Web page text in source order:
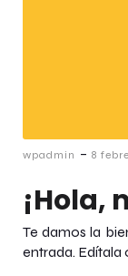
wpadmin - 8
¡Hola,
Te damos la
entrada. Edítala